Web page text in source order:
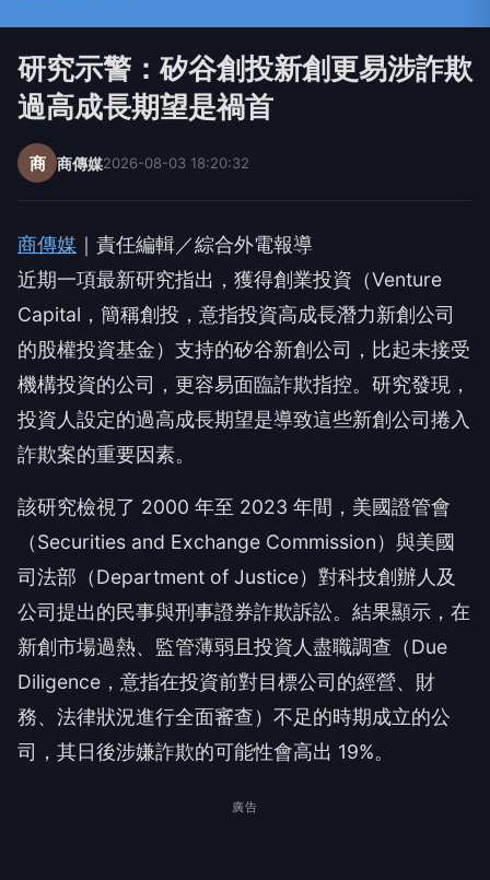
研究示警：矽谷創投新創更易涉詐欺
過高成長期望是禍首
商 商傳媒2026-08-03 18:20:32
商傳媒 ｜責任編輯／綜合外電報導
近期一項最新研究指出，獲得創業投資（Venture
Capital，簡稱創投，意指投資高成長潛力新創公司
的股權投資基金）支持的矽谷新創公司，比起未接受
機構投資的公司，更容易面臨詐欺指控。研究發現，
投資人設定的過高成長期望是導致這些新創公司捲入
詐欺案的重要因素。
該研究檢視了 2000 年至 2023 年間，美國證管會
（Securities and Exchange Commission）與美國
司法部（Department of Justice）對科技創辦人及
公司提出的民事與刑事證券詐欺訴訟。結果顯示，在
新創市場過熱、監管薄弱且投資人盡職調查（Due
Diligence，意指在投資前對目標公司的經營、財
務、法律狀況進行全面審查）不足的時期成立的公
司，其日後涉嫌詐欺的可能性會高出 19%。
廣告